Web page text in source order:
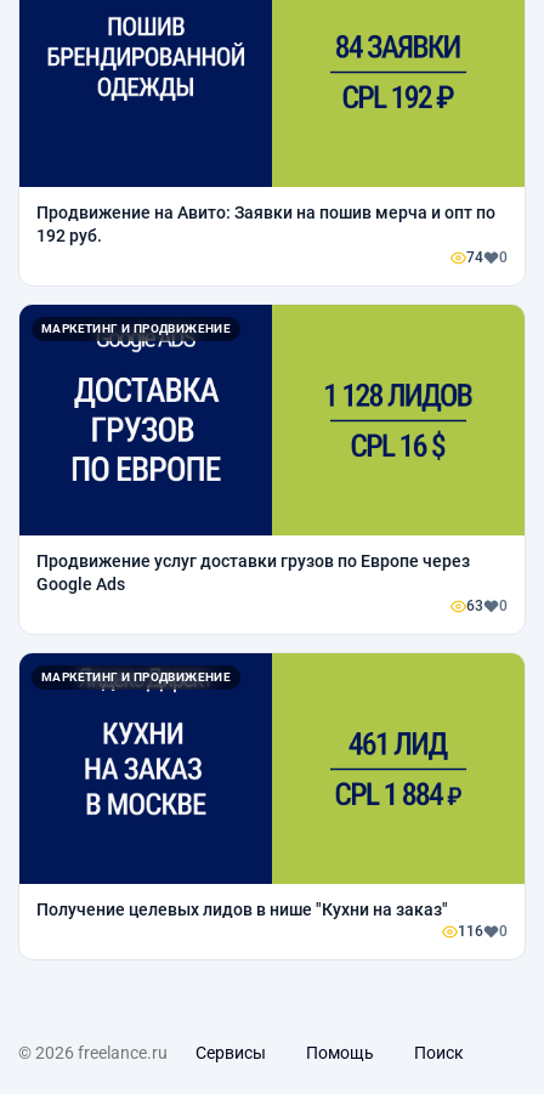
Продвижение на Авито: Заявки на пошив мерча и опт по
192 руб.
74 0
МАРКЕТИНГ И ПРОДВИЖЕНИЕ
Продвижение услуг доставки грузов по Европе через
Google Ads
63 0
МАРКЕТИНГ И ПРОДВИЖЕНИЕ
Получение целевых лидов в нише "Кухни на заказ"
116 0
© 2026 freelance.ru Сервисы Помощь Поиск